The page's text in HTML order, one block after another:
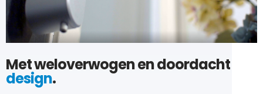
Met weloverwogen en doordacht
design.